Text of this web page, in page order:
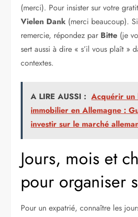
(merci). Pour insister sur votre
Vielen Dank (merci beaucoup).
remercie, répondez par Bitte (je
sert aussi à dire « s’il vous plaît »
contextes.
A LIRE AUSSI : Acquérir un
immobilier en Allemagne :
investir sur le marché
Jours, mois et
pour organiser
Pour un expatrié, connaître les